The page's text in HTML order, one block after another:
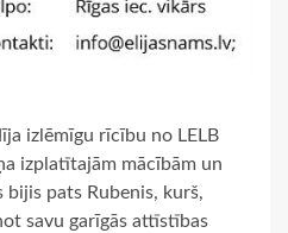
izlēmīgu rīcību no LELB
izplatītajām mācībām un
bijis pats Rubenis, kurš,
savu garīgās attīstības